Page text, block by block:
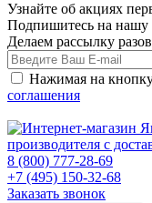
Узнайте об акциях
Подпишитесь на нашу
Делаем рассылку
Нажимая на
соглашения
8 (800) 777-28-69
+7 (495) 150-32-68
Заказать звонок